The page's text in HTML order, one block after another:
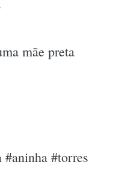
mãe preta
#aninha #torres